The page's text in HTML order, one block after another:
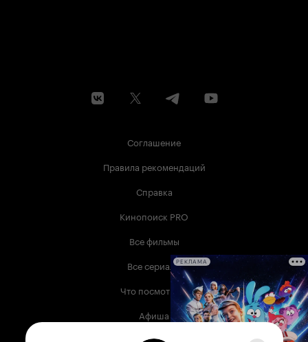
Соглашение
Правила рекомендаций
Справка
Кинопоиск PRO
Все фильмы
Все сериалы
Что посмотреть
Афиша
Музыка
РЕКЛАМА